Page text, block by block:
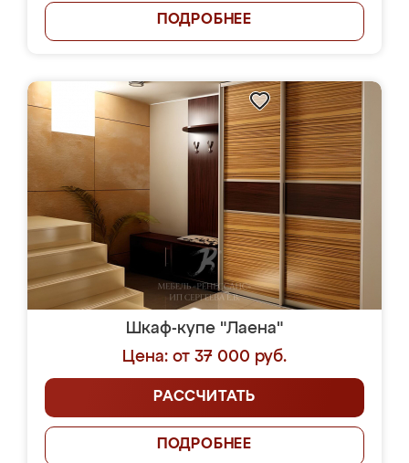
ПОДРОБНЕЕ
Шкаф-купе "Лаена"
Цена: от 37 000 руб.
РАССЧИТАТЬ
ПОДРОБНЕЕ